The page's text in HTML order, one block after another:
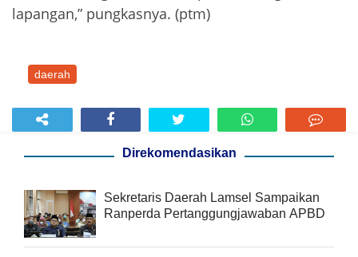
lapangan,” pungkasnya. (ptm)
daerah
Direkomendasikan
Sekretaris Daerah Lamsel Sampaikan
Ranperda Pertanggungjawaban APBD